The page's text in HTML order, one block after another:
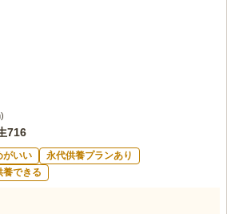
)
716
がいい
永代供養プランあり
養できる